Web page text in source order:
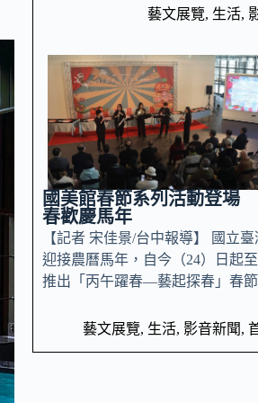
藝文展覽, 生活,
國美館春節系列活動登場
春歡慶馬年
【記者 宋佳景/台中報導】 國立
迎接農曆馬年，自今（24）日起
推出「丙午躍春—藝起探春」春
藝文展覽, 生活, 影音新聞,